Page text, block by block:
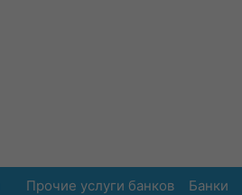
Прочие услуги банков Банки